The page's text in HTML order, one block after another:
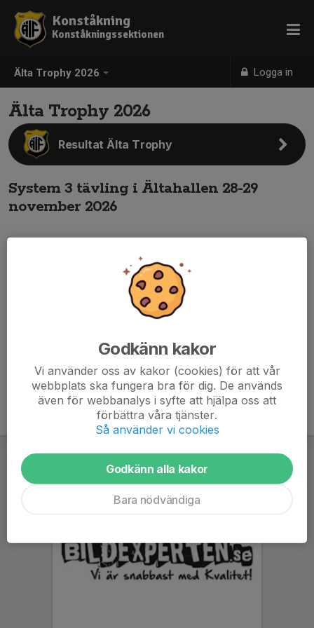
Älta Trophy 2026 Logga in
Konståkning
Konståkningssektionen
Älta Trophy 2026
Resultat Älta Trophy
System 3 tävling i Ältahallen 28-29
november 2026
På uppdrag av Svenska Konståkningsförbundet kommer Älta if
konståkning att arrangera System 3 tävling i Ältahallen.
Godkänn kakor
Vi använder oss av kakor (cookies) för att vår
webbplats ska fungera bra för dig. De används
även för webbanalys i syfte att hjälpa oss att
förbättra våra tjänster.
Så använder vi cookies
Godkänn alla kakor
Bara nödvändiga